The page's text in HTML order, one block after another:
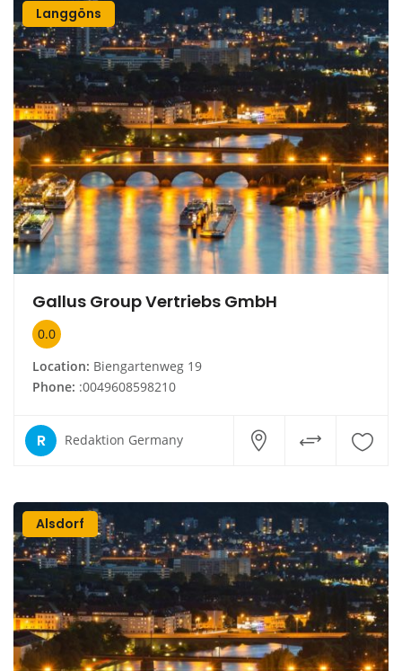
Langgöns
Gallus Group Vertriebs GmbH
0.0
Location: Biengartenweg 19
Phone: :0049608598210
R Redaktion Germany
Alsdorf